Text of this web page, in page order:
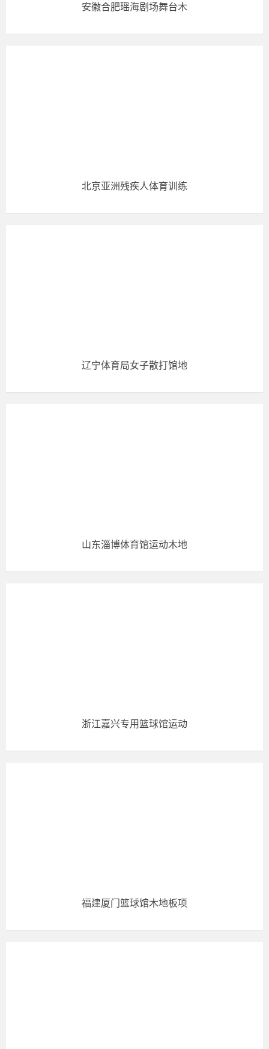
安徽合肥瑶海剧场舞台木
北京亚洲残疾人体育训练
辽宁体育局女子散打馆地
山东淄博体育馆运动木地
浙江嘉兴专用篮球馆运动
福建厦门篮球馆木地板项